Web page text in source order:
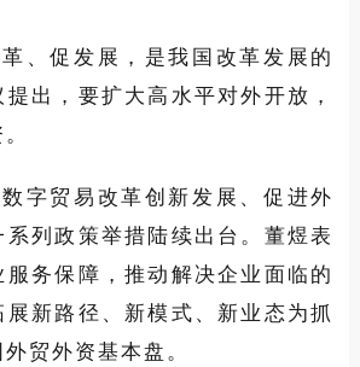
、促发展，是我国改革发展的
出，要扩大高水平对外开放，
字贸易改革创新发展、促进外
列政策举措陆续出台。董煜表
务保障，推动解决企业面临的
新路径、新模式、新业态为抓
贸外资基本盘。